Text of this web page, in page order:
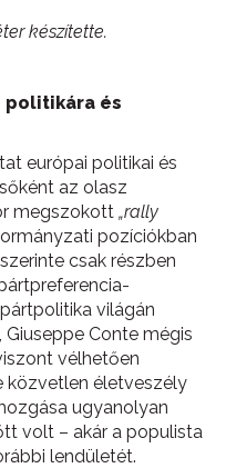
készítette.
politikára és
európai politikai és
az olasz
megszokott „rally
pozíciókban
csak részben
világán
Conte mégis
vélhetően
közvetlen életveszély
ugyanolyan
volt – akár a populista
lendületét.